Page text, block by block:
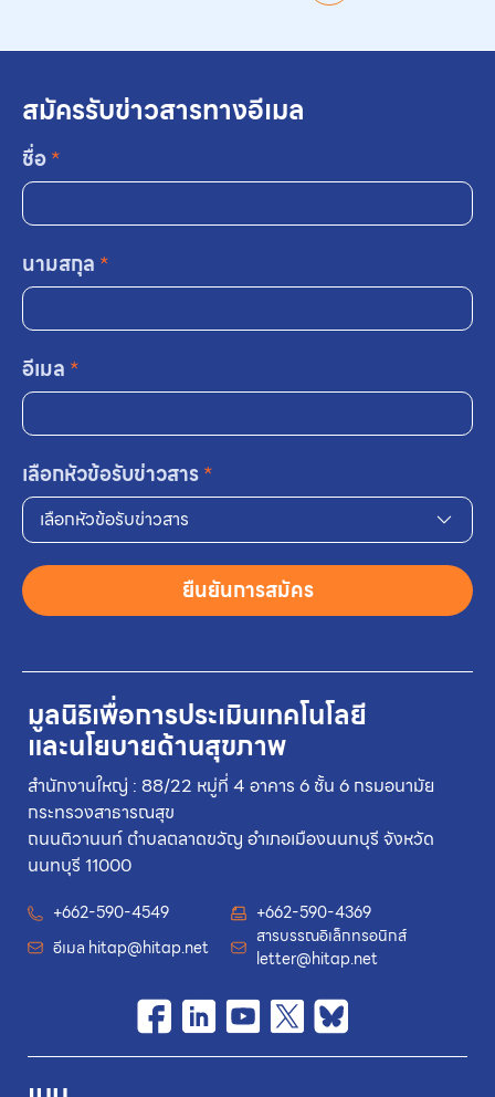
มูลนิธิเพื่อการประเมินเทคโนโลยี
และนโยบายด้านสุขภาพ
สำนักงานใหญ่ : 88/22 หมู่ที่ 4 อาคาร 6 ชั้น 6 กรมอนามัย
กระทรวงสาธารณสุข
ถนนติวานนท์ ตำบลตลาดขวัญ อำเภอเมืองนนทบุรี จังหวัด
นนทบุรี 11000
+662-590-4549
+662-590-4369
อีเมล hitap@hitap.net
สารบรรณอิเล็กทรอนิกส์
letter@hitap.net
สมัครรับข่าวสารทางอีเมล
ชื่อ*
นามสกุล *
อีเมล *
เลือกหัวข้อรับข่าวสาร*
เลือกหัวข้อรับข่าวสาร
ยืนยันการสมัคร